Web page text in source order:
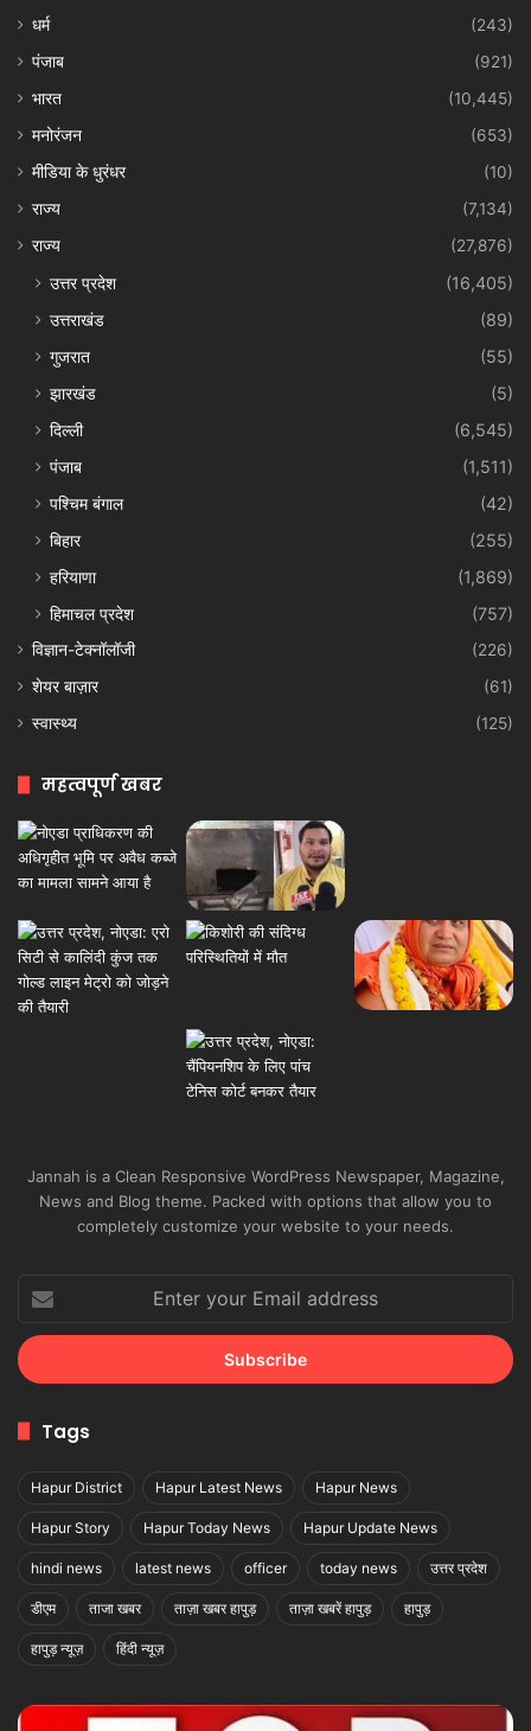
धर्म
(243)
पंजाब
(921)
भारत
(10,445)
मनोरंजन
(653)
मीडिया के धुरंधर
(10)
राज्य
(7,134)
राज्य
(27,876)
उत्तर प्रदेश
(16,405)
उत्तराखंड
(89)
गुजरात
(55)
झारखंड
(5)
दिल्ली
(6,545)
पंजाब
(1,511)
पश्चिम बंगाल
(42)
बिहार
(255)
हरियाणा
(1,869)
हिमाचल प्रदेश
(757)
विज्ञान-टेक्नॉलॉजी
(226)
शेयर बाज़ार
(61)
स्वास्थ्य
(125)
महत्वपूर्ण खबर
News and Blog theme. Packed with options that allow you to
completely customize your website to your needs.
your
address